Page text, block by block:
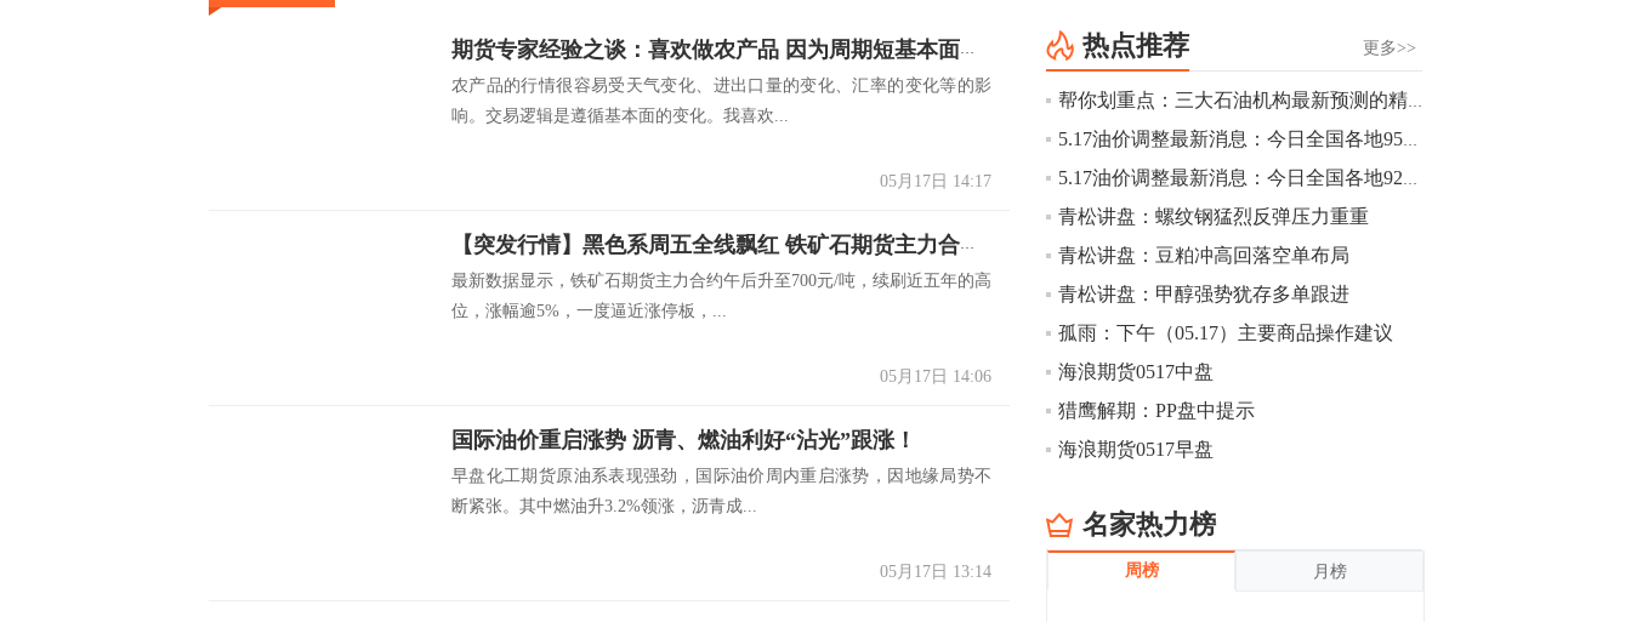
期货专家经验之谈：喜欢做农产品 因为周期短基本面好掌握
农产品的行情很容易受天气变化、进出口量的变化、汇率的变化等的影
响。交易逻辑是遵循基本面的变化。我喜欢...
05月17日 14:17
【突发行情】黑色系周五全线飘红 铁矿石期货主力合约午后升至700元/吨逼近涨停板
最新数据显示，铁矿石期货主力合约午后升至700元/吨，续刷近五年的高
位，涨幅逾5%，一度逼近涨停板，...
05月17日 14:06
国际油价重启涨势 沥青、燃油利好“沾光”跟涨！
早盘化工期货原油系表现强劲，国际油价周内重启涨势，因地缘局势不
断紧张。其中燃油升3.2%领涨，沥青成...
05月17日 13:14
14:23
跌幅达6%，报689.5元/吨，刷新近两个月
低位。
14:20
方正有色研究团队：高度重视贵金属的阶
段性机会。自年初以来沪金上涨16.93%，
立涨势，白银将开启补涨，且涨幅超过黄
金，金银比有望高位回归。
13:55
豆二期货主力合约涨停，涨幅达3.98%，报
CBOT大豆期货市场上涨，11月期约收高
影响，夜盘连粕高位窄幅震荡，建议短线
操作为主。 ...
13:54
8月5日消息，内外盘贵金属强劲走升，沪
金主力合约涨停，涨幅3.99%，报334.00
更多>>
热点推荐
帮你划重点：三大石油机构最新预测的精华都在这里
5.17油价调整最新消息：今日全国各地95号汽油价格查询一览
5.17油价调整最新消息：今日全国各地92号汽油价格查询一览
青松讲盘：螺纹钢猛烈反弹压力重重
青松讲盘：豆粕冲高回落空单布局
青松讲盘：甲醇强势犹存多单跟进
孤雨：下午（05.17）主要商品操作建议
海浪期货0517中盘
猎鹰解期：PP盘中提示
海浪期货0517早盘
名家热力榜
周榜 月榜